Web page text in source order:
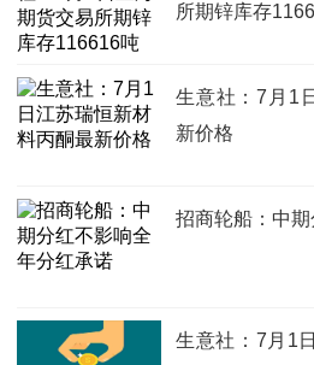
所期锌库存
生意社：7月1
新价格
招商轮船：中
生意社：7月1